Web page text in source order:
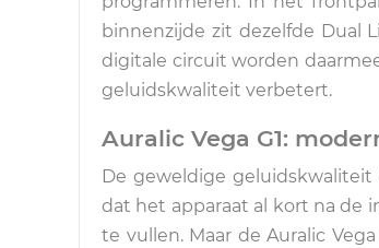
binnenzijde zit dezelfde Dual
digitale circuit worden
geluidskwaliteit verbetert.
Auralic Vega G1:
De geweldige geluidskwaliteit
dat het apparaat al kort na de
te vullen. Maar de Auralic